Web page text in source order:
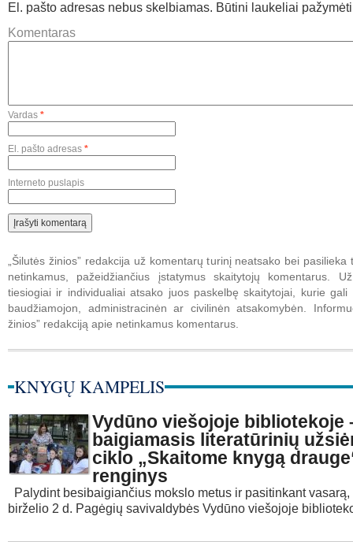
El. pašto adresas nebus skelbiamas. Būtini laukeliai
Komentaras
Vardas *
El. pašto adresas *
Interneto puslapis
„Šilutės žinios” redakcija už komentarų turinį neatsako bei pasilieka
netinkamus, pažeidžiančius įstatymus skaitytojų komentarus.
tiesiogiai ir individualiai atsako juos paskelbę skaitytojai, kurie gali
baudžiamojon, administracinėn ar civilinėn atsakomybėn.
žinios” redakciją apie netinkamus komentarus.
KNYGŲ KAMPELIS
Vydūno viešojoje bibliotekoje
baigiamasis literatūrinių
ciklo „Skaitome knygą
renginys
Palydint besibaigiančius mokslo metus ir pasitinkant vasarą,
birželio 2 d. Pagėgių savivaldybės Vydūno viešojoje